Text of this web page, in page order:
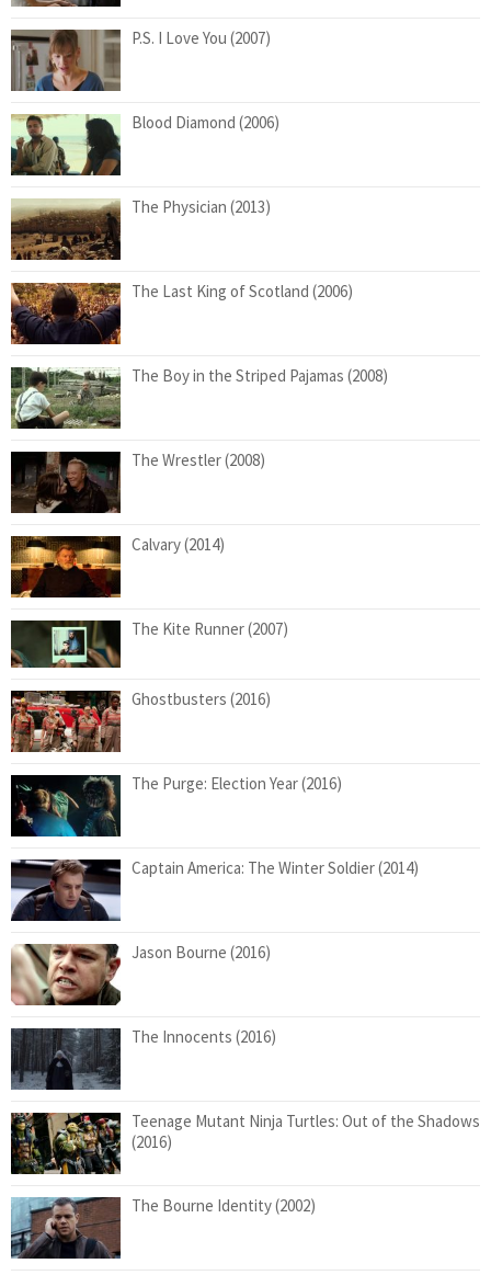
P.S. I Love You (2007)
Blood Diamond (2006)
The Physician (2013)
The Last King of Scotland (2006)
The Boy in the Striped Pajamas (2008)
The Wrestler (2008)
Calvary (2014)
The Kite Runner (2007)
Ghostbusters (2016)
The Purge: Election Year (2016)
Captain America: The Winter Soldier (2014)
Jason Bourne (2016)
The Innocents (2016)
Teenage Mutant Ninja Turtles: Out of the Shadows
(2016)
The Bourne Identity (2002)